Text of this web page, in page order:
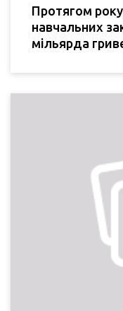
Протягом року
навчальних
мільярда